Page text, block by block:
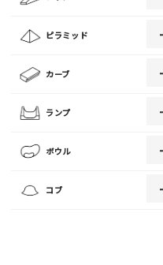
[text photo3alt
ご注意事項
・人物の顔が写っている場
・画像の規定サイズは横幅
ピラミッド -
カーブ -
ランプ -
ボウル -
コブ -